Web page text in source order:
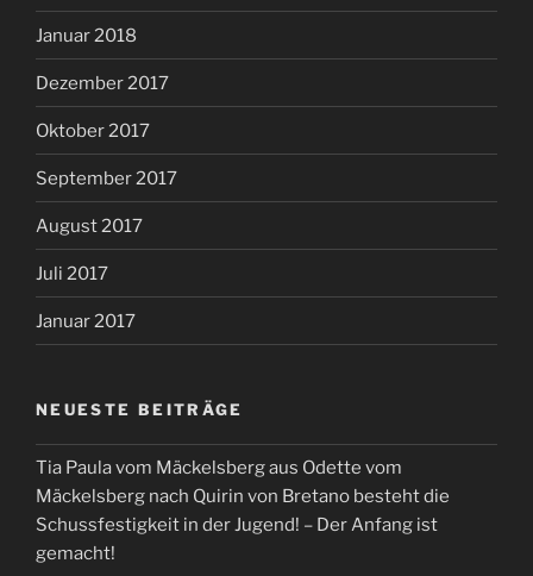
Januar 2018
Dezember 2017
Oktober 2017
September 2017
August 2017
Juli 2017
Januar 2017
NEUESTE BEITRÄGE
Tia Paula vom Mäckelsberg aus Odette vom
Mäckelsberg nach Quirin von Bretano besteht die
Schussfestigkeit in der Jugend! – Der Anfang ist
gemacht!